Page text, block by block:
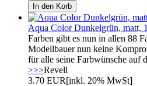
Aqua Color Dunkelgrün, matt,
Farben gibt es nun in allen 88
Modellbauer nun keine
für alle seine Farbwünsche auf
>>>Revell
3.70 EUR[inkl. 20% MwSt]